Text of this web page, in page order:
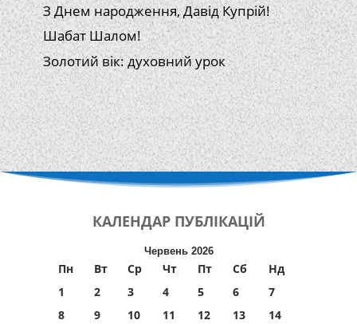
З Днем народження, Давід Купрій!
Шабат Шалом!
Золотий вік: духовний урок
КАЛЕНДАР ПУБЛІКАЦІЙ
Червень 2026
Пн Вт Ср Чт Пт Сб
Нд
1
2 3 4 5 6
7
8
9 10 11 12 13
14